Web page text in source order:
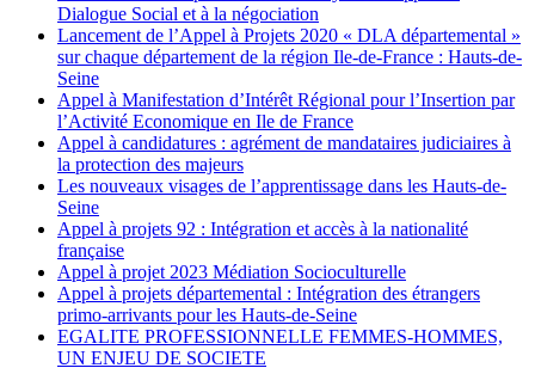
Dialogue Social et à la négociation
Lancement de l’Appel à Projets 2020 « DLA départemental »
sur chaque département de la région Ile-de-France : Hauts-de-
Seine
Appel à Manifestation d’Intérêt Régional pour l’Insertion par
l’Activité Economique en Ile de France
Appel à candidatures : agrément de mandataires judiciaires à
la protection des majeurs
Les nouveaux visages de l’apprentissage dans les Hauts-de-
Seine
Appel à projets 92 : Intégration et accès à la nationalité
française
Appel à projet 2023 Médiation Socioculturelle
Appel à projets départemental : Intégration des étrangers
primo-arrivants pour les Hauts-de-Seine
EGALITE PROFESSIONNELLE FEMMES-HOMMES,
UN ENJEU DE SOCIETE